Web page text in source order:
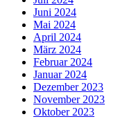
Juni 2024
Mai 2024
April 2024
März 2024
Februar 2024
Januar 2024
Dezember 2023
November 2023
Oktober 2023